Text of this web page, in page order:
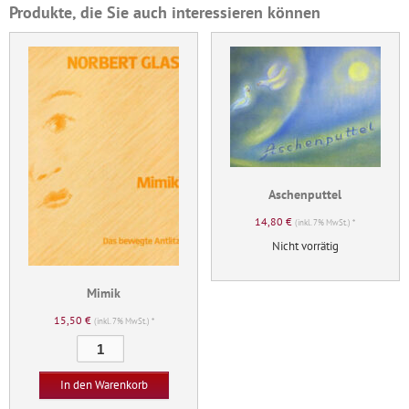
Produkte, die Sie auch interessieren können
Mimik
15,50 € (inkl. 7% MwSt.) *
Menge
In den Warenkorb
Aschenputtel
14,80€ (inkl. 7% MwSt.) *
Nicht vorrätig